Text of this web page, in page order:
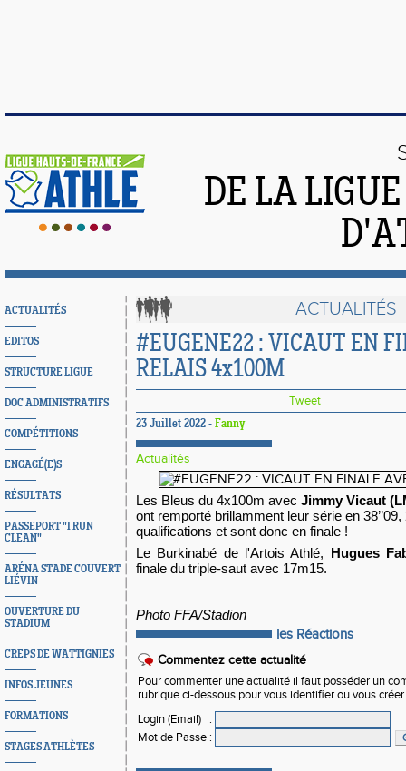
DE LA
ACTUALITÉS
EDITOS
STRUCTURE LIGUE
DOC ADMINISTRATIFS
COMPÉTITIONS
ENGAGÉ(E)S
RÉSULTATS
PASSEPORT "I RUN
CLEAN"
ARÉNA STADE COUVERT
LIÉVIN
OUVERTURE DU
STADIUM
CREPS DE WATTIGNIES
INFOS JEUNES
FORMATIONS
STAGES ATHLÈTES
ACTUALITÉS
#EUGENE22 : VICAUT EN
RELAIS 4x100M
Tweet
23 Juillet 2022 - Fanny
Actualités
Les Bleus du 4x100m avec Jimmy Vicaut
ont remporté brillamment leur série en 38’’09,
qualifications et sont donc en finale !
Le Burkinabé de l'Artois Athlé, Hugues
finale du triple-saut avec 17m15.
Photo FFA/Stadion
les Réactions
Commentez cette actualité
Pour commenter une actualité il faut posséder un
rubrique ci-dessous pour vous identifier ou vous
Login (Email)
:
Mot de Passe :